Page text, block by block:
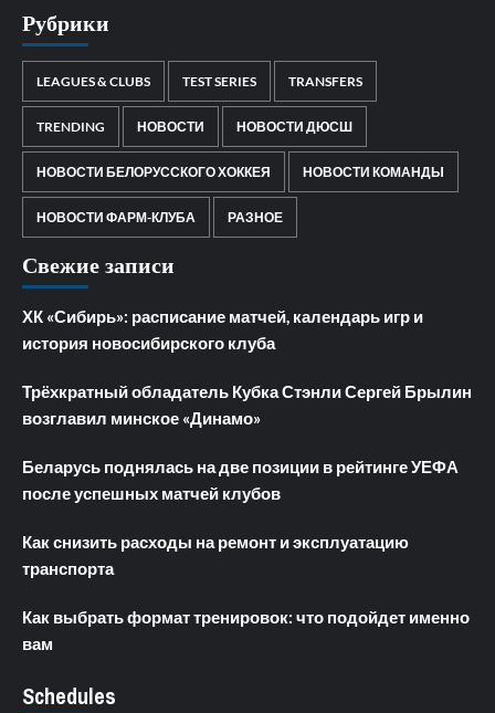
Рубрики
LEAGUES & CLUBS TEST SERIES TRANSFERS
TRENDING НОВОСТИ НОВОСТИ ДЮСШ
НОВОСТИ БЕЛОРУССКОГО ХОККЕЯ НОВОСТИ КОМАНДЫ
НОВОСТИ ФАРМ-КЛУБА РАЗНОЕ
Свежие записи
ХК «Сибирь»: расписание матчей, календарь игр и
история новосибирского клуба
Трёхкратный обладатель Кубка Стэнли Сергей Брылин
возглавил минское «Динамо»
Беларусь поднялась на две позиции в рейтинге УЕФА
после успешных матчей клубов
Как снизить расходы на ремонт и эксплуатацию
транспорта
Как выбрать формат тренировок: что подойдет именно
вам
Schedules